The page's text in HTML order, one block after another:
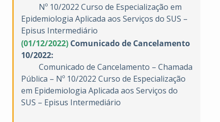
Nº 10/2022 Curso de Especialização em
Epidemiologia Aplicada aos Serviços do SUS –
Episus Intermediário
(01/12/2022) Comunicado de Cancelamento
10/2022:
Comunicado de Cancelamento – Chamada
Pública – Nº 10/2022 Curso de Especialização
em Epidemiologia Aplicada aos Serviços do
SUS – Episus Intermediário